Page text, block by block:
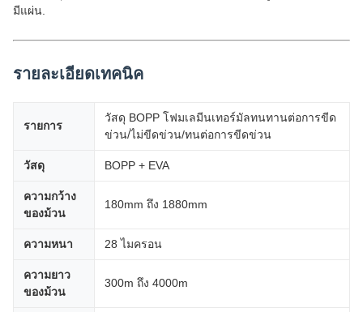
มีแผ่น.
รายละเอียดเทคนิค
รายการ
วัสดุ BOPP โฟมเลมีนเทอร์มัลทนทานต่อการขีด
ข่วน/ไม่ขีดข่วน/ทนต่อการขีดข่วน
วัสดุ BOPP + EVA
ความกว้าง
ของม้วน
180mm ถึง 1880mm
ความหนา 28 ไมครอน
ความยาว
ของม้วน
300m ถึง 4000m